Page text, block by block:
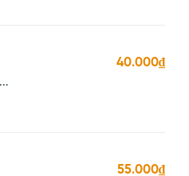
40.000₫
55.000₫